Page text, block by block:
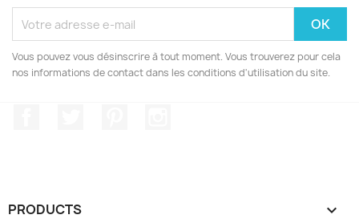
Vous pouvez vous désinscrire à tout moment. Vous trouverez pour cela
nos informations de contact dans les conditions d'utilisation du site.
PRODUCTS 